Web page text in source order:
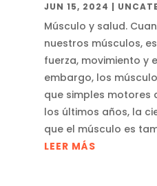
JUN 15, 2024 |
Músculo y salud.
nuestros músculos,
fuerza, movimiento y
embargo, los
que simples motores
los últimos años, la
que el músculo es
LEER MÁS